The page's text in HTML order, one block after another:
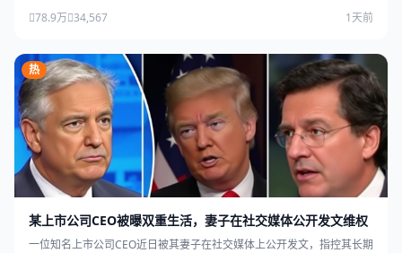
78.9万 34,567 1天前
热
某上市公司CEO被曝双重生活，妻子在社交媒体公开发文维权
一位知名上市公司CEO近日被其妻子在社交媒体上公开发文，指控其长期